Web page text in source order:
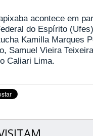
acontece em
do Espírito
Kamilla Marques
Samuel Vieira
Caliari Lima.